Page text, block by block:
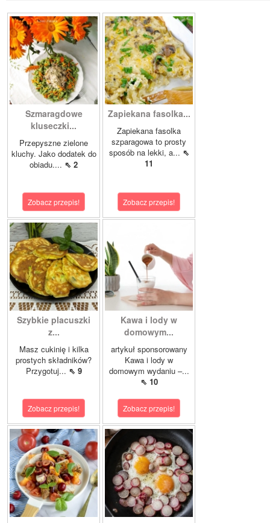
Szmaragdowe
kluseczki...
Przepyszne zielone
kluchy. Jako dodatek do
obiadu.... ⇖ 2
Zobacz przepis!
Zapiekana fasolka...
Zapiekana fasolka
szparagowa to prosty
sposób na lekki, a... ⇖
11
Zobacz przepis!
Szybkie placuszki
z...
Masz cukinię i kilka
prostych składników?
Przygotuj... ⇖ 9
Zobacz przepis!
Kawa i lody w
domowym...
artykuł sponsorowany
Kawa i lody w
domowym wydaniu –...
⇖ 10
Zobacz przepis!